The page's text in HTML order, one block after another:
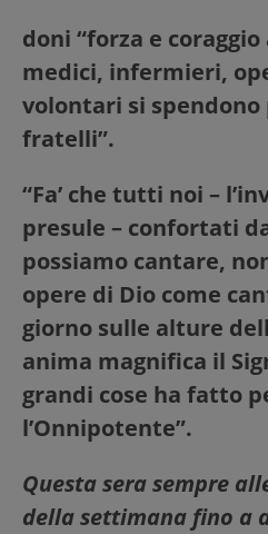
doni “forza e
medici, infermieri,
volontari si
fratelli”.
“Fa’ che tutti noi –
presule – confortati
possiamo cantare,
opere di Dio come
giorno sulle alture
anima magnifica il
grandi cose ha fatto
l’Onnipotente”.
Questa sera sempre
della settimana fino a